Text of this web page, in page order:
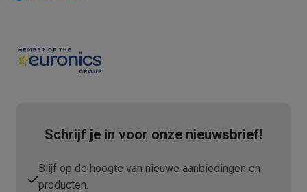
Schrijf je in voor onze nieuwsbrief!
Blijf op de hoogte van nieuwe aanbiedingen en
producten.